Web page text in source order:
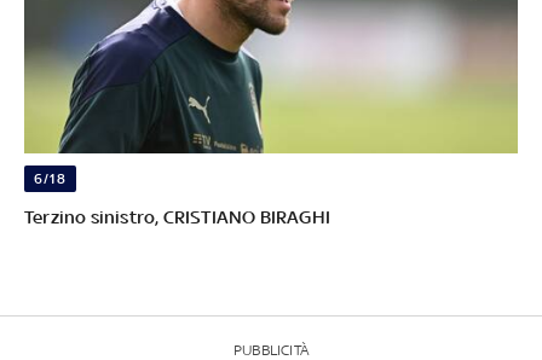
6/18
Terzino sinistro, CRISTIANO BIRAGHI
PUBBLICITÀ